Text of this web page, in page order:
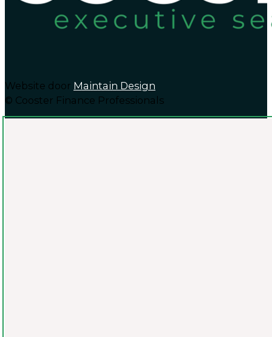
Website door Maintain Design
© Cooster Finance Professionals